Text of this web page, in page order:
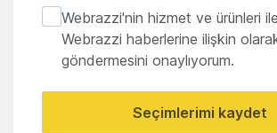
Webrazzi'nin hizmet ve ürünleri
Webrazzi haberlerine ilişkin
göndermesini onaylıyorum.
Seçimlerimi kaydet